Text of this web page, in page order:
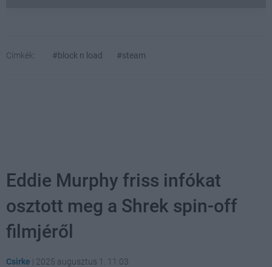
Címkék: #block n load #steam
Eddie Murphy friss infókat
osztott meg a Shrek spin-off
filmjéről
Csirke | 2025 augusztus 1. 11:03